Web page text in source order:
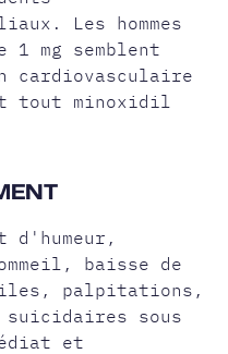
Les hommes
mg semblent
cardiovasculaire
tout minoxidil
d'humeur,
baisse de
palpitations,
suicidaires sous
et